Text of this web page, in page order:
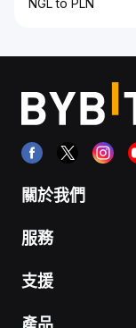
NGL to PLN
關於我們
服務
支援
產品